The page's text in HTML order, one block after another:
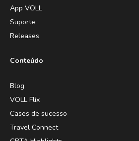
App VOLL
Suporte
Releases
Conteúdo
Blog
VOLL Flix
Cases de sucesso
Travel Connect